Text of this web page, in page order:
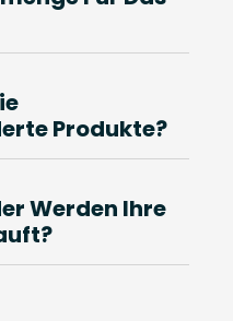
Produkte?
Werden Ihre